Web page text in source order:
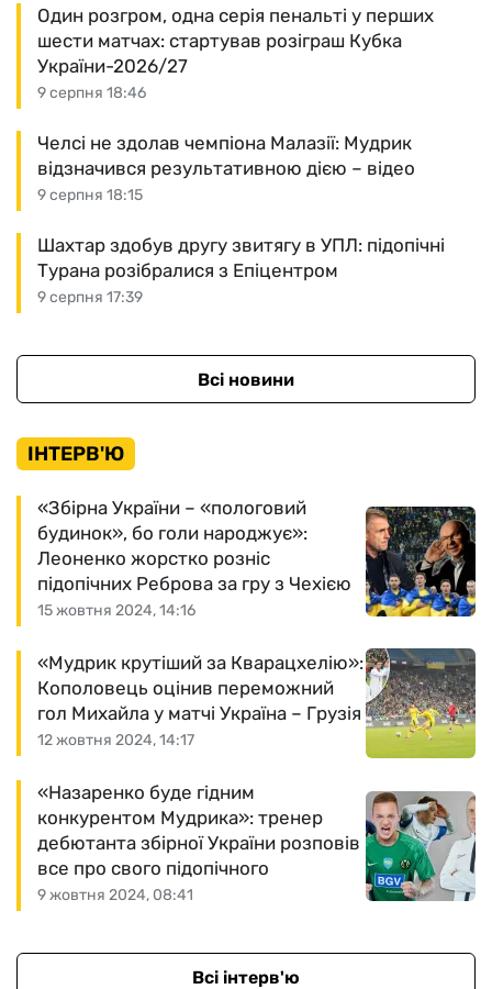
9 серпня 18:46
Один розгром, одна серія пенальті у перших
шести матчах: стартував розіграш Кубка
України-2026/27
9 серпня 18:15
Челсі не здолав чемпіона Малазії: Мудрик
відзначився результативною дією – відео
9 серпня 17:39
Шахтар здобув другу звитягу в УПЛ: підопічні
Турана розібралися з Епіцентром
Всі новини
ІНТЕРВ'Ю
15 жовтня 2024, 14:16
«Збірна України – «пологовий
будинок», бо голи народжує»:
Леоненко жорстко розніс
підопічних Реброва за гру з Чехією
12 жовтня 2024, 14:17
«Мудрик крутіший за Кварацхелію»:
Кополовець оцінив переможний
гол Михайла у матчі Україна – Грузія
9 жовтня 2024, 08:41
«Назаренко буде гідним
конкурентом Мудрика»: тренер
дебютанта збірної України розповів
все про свого підопічного
Всі інтерв'ю